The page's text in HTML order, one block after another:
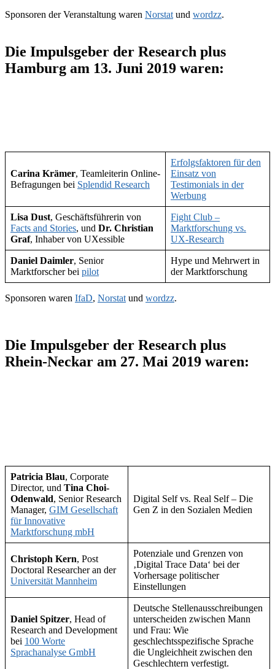
Sponsoren der Veranstaltung waren Norstat und wordzz.
Die Impulsgeber der Research plus
Hamburg am 13. Juni 2019 waren:
Carina Krämer, Teamleiterin Online-
Befragungen bei Splendid Research
Erfolgsfaktoren für den
Einsatz von
Testimonials in der
Werbung
Lisa Dust, Geschäftsführerin von
Facts and Stories, und Dr. Christian
Graf, Inhaber von UXessible
Fight Club –
Marktforschung vs.
UX-Research
Daniel Daimler, Senior
Marktforscher bei pilot
Hype und Mehrwert in
der Marktforschung
Sponsoren waren IfaD, Norstat und wordzz.
Die Impulsgeber der Research plus
Rhein-Neckar am 27. Mai 2019 waren:
Patricia Blau, Corporate
Director, und Tina Choi-
Odenwald, Senior Research
Manager, GIM Gesellschaft
für Innovative
Marktforschung mbH
Digital Self vs. Real Self – Die
Gen Z in den Sozialen Medien
Christoph Kern, Post
Doctoral Researcher an der
Universität Mannheim
Potenziale und Grenzen von
‚Digital Trace Data‘ bei der
Vorhersage politischer
Einstellungen
Daniel Spitzer, Head of
Research and Development
bei 100 Worte
Sprachanalyse GmbH
Deutsche Stellenausschreibungen
unterscheiden zwischen Mann
und Frau: Wie
geschlechtsspezifische Sprache
die Ungleichheit zwischen den
Geschlechtern verfestigt.